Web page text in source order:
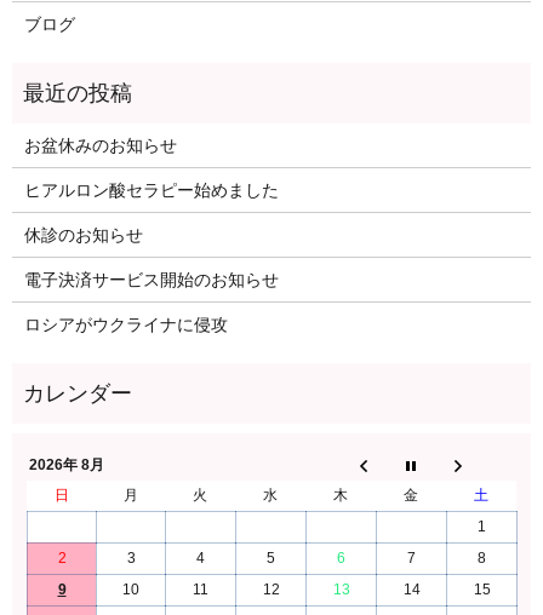
ブログ
お盆休みのお知らせ
ヒアルロン酸セラピー始めました
休診のお知らせ
電子決済サービス開始のお知らせ
ロシアがウクライナに侵攻
2026年 8月
日
月 火 水 木 金
土
1
2
3 4 5 6 7
8
9
10 11 12 13 14
15